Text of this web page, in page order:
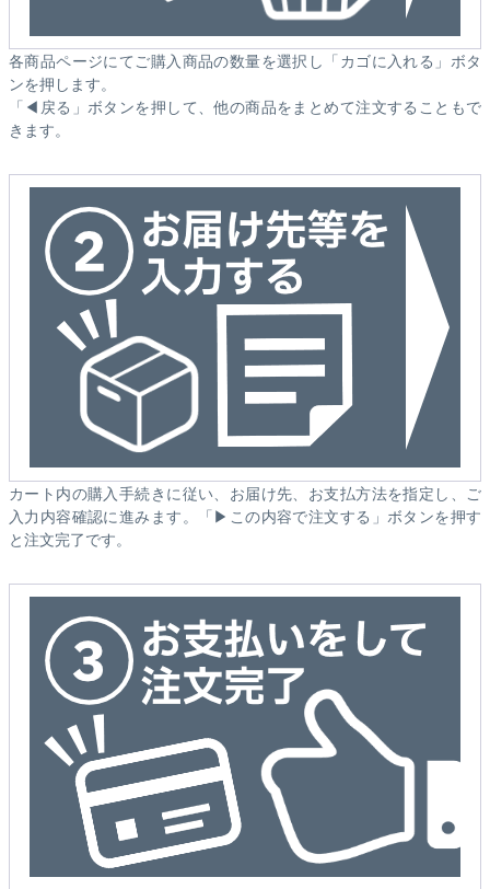
各商品ページにてご購入商品の数量を選択し「カゴに入れる」ボタ
ンを押します。
「◀戻る」ボタンを押して、他の商品をまとめて注文することもで
きます。
カート内の購入手続きに従い、お届け先、お支払方法を指定し、ご
入力内容確認に進みます。「▶この内容で注文する」ボタンを押す
と注文完了です。